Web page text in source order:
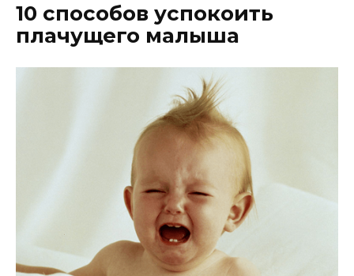
10 способов успокоить
плачущего малыша